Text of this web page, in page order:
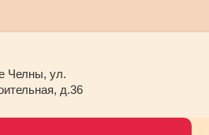
Челны, ул.
д.36